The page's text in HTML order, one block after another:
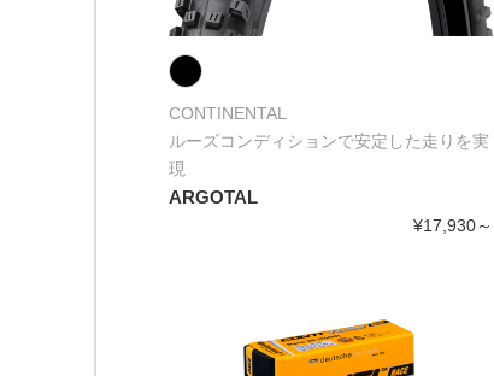
CONTINENTAL
ルーズコンディションで安定した走りを実
現
ARGOTAL
¥17,930～